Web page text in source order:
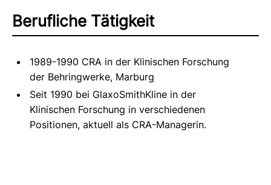
Berufliche Tätigkeit
1989-1990 CRA in der Klinischen Forschung
der Behringwerke, Marburg
Seit 1990 bei GlaxoSmithKline in der
Klinischen Forschung in verschiedenen
Positionen, aktuell als CRA-Managerin.